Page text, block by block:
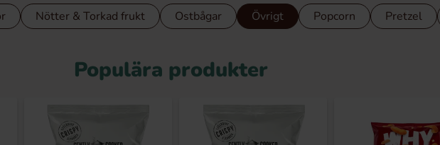
Nötter & Torkad frukt Ostbågar Övrigt Popcorn Pretzel
Populära produkter